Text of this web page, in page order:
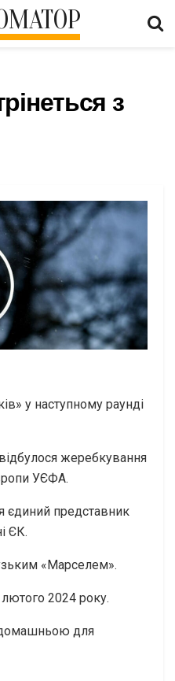
з
у наступному раунді
жеребкування
УЄФА.
єдиний представник
ЄК.
«Марселем».
лютого 2024 року.
для